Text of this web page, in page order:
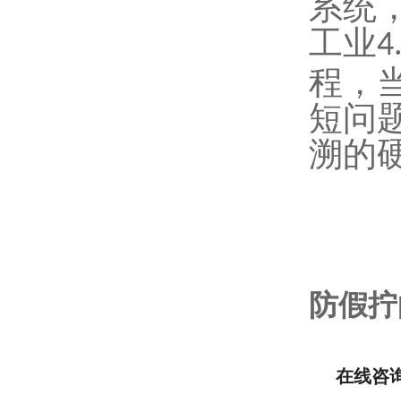
工业
程，
短问
溯的
防假
在线咨